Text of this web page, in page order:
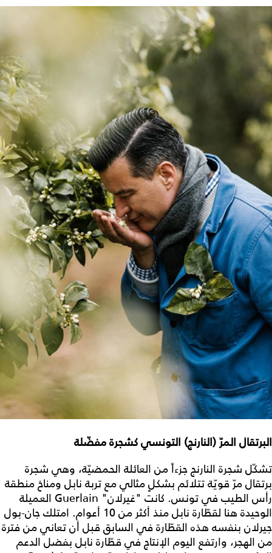
البرتقال المرّ (النارنج) التونسي كشجرة مفضّلة
تشكّل شجرة النارنج جزءاً من العائلة الحمضيّة، وهي شجرة
برتقال مرّ قويّة تتلائم بشكلٍ مثالي مع تربة نابل ومناخ منطقة
رأس الطيب في تونس. كانت "غيرلان" Guerlain العميلة
الوحيدة هنا لقطّارة نابل منذ أكثر من 10 أعوام. امتلك جان-بول
جيرلان بنفسه هذه القطّارة في السابق قبل أن تعاني من فترة
من الهجر، وارتفع اليوم الإنتاج في قطّارة نابل بفضل الدعم